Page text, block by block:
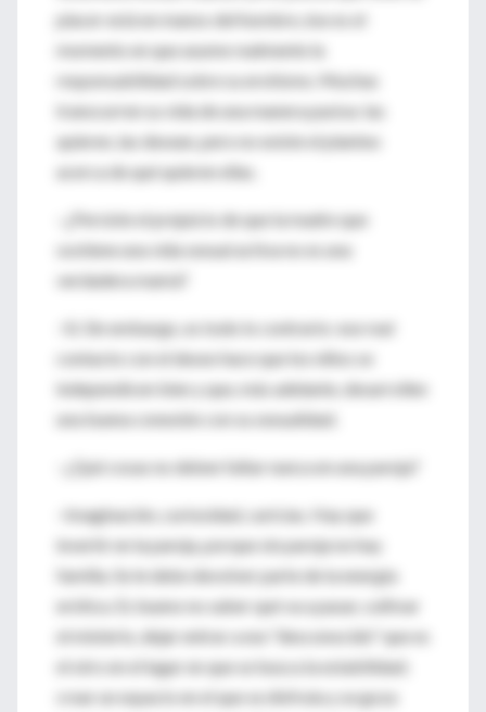
placer está en manos del hombre, ése es el
momento en que asume realmente la
responsabilidad sobre su erotismo. Muchas
transcurren su vida de una manera pasiva: las
quieren, las desean, pero no existe el planteo
acerca de qué quieren ellas.
–¿Persiste el prejuicio de que la madre que
sostiene una vida sexual activa no es una
verdadera mamá?
–Sí. Sin embargo, es todo lo contrario: ese real
contacto con el deseo hace que los niños se
independicen bien y que, más adelante, desarrollen
una buena conexión con su sexualidad.
–¿Qué cosas no deben faltar nunca en una pareja?
–Imaginación, curiosidad, caricias. Hay que
invertir en la pareja, porque sin pareja no hay
familia. Se le debe devolver parte de la energía
erótica. Es bueno no saber qué va a pasar, cultivar
el misterio, dejar entrar a ese "desconocido" que es
el otro en el lugar en que se busca la estabilidad;
crear un espacio en el que se disfruta y se goza